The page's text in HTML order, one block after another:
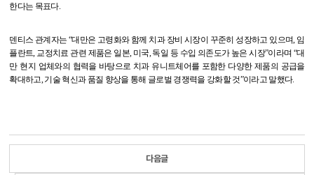
한다는 목표다.
덴티스 관계자는“대만은 고령화와 함께 치과 장비 시장이 꾸준히 성장하고 있으며, 임
플란트, 교정치료 관련 제품은 일본, 미국,독일 등 수입 의존도가 높은 시장”이라며 “대
만 현지 업체와의 협력을 바탕으로 치과 유니트체어를 포함한 다양한 제품의 공급을
확대하고,기술 혁신과 품질 향상을 통해 글로벌 경쟁력을 강화할 것”이라고 말했다.
다음글